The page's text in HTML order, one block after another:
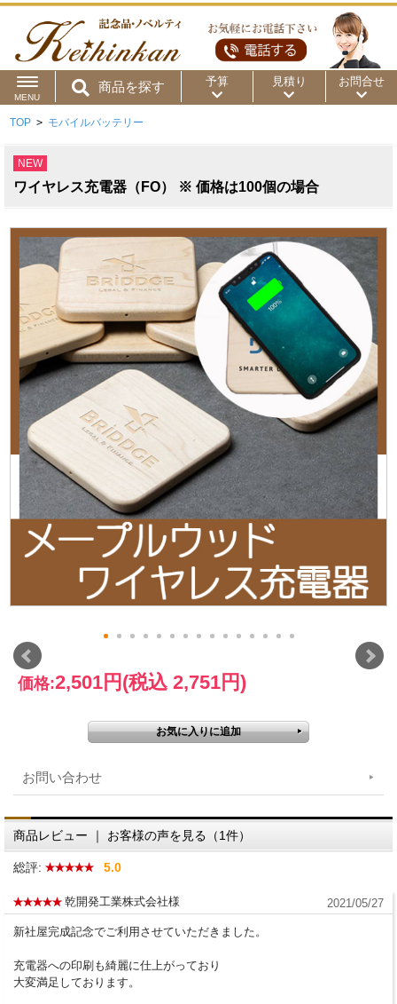
MENU
商品を探す 予算
用途から
商品カテゴリ
～500円
～2,000円 ～5,000円 ～10,000円
～15,000円 ～20,000円 ～30,000円
～50,000円 50,001円～
見積り お問合せ
TOP > モバイルバッテリー
NEW
ワイヤレス充電器（FO） ※ 価格は100個の場合
価格:2,501円 (税込 2,751円)
お問い合わせ
商品レビュー ｜ お客様の声を見る（1件）
総評: 5.0
乾開発工業株式会社様 2021/05/27
新社屋完成記念でご利用させていただきました。
充電器への印刷も綺麗に仕上がっており
大変満足しております。